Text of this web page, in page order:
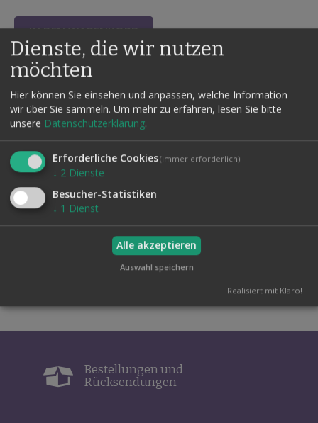
IN DEN WARENKORB
AUF DEN
WUNSCHZETTEL
Details
Eine Zigarette wird in ein Röhrchen gegeben und dieses
verschlossen. Wenn der Zuschauer die Zigarette wieder
hervorholen will, hat sich diese in ein Zündholz oder in eine
Minizigarette verwandelt.
Leicht vorzuführen, auch für Anfänger geeignet, jeder kann
es. Ideal zum Verschenken!
Bestellungen und
Rücksendungen
Dienste, die wir nutzen
möchten
Hier können Sie einsehen und anpassen, welche Information
wir über Sie sammeln. Um mehr zu erfahren, lesen Sie bitte
unsere Datenschutzerklärung.
Erforderliche Cookies(immer erforderlich)
↓ 2 Dienste
Besucher-Statistiken
↓ 1 Dienst
Alle akzeptieren
Auswahl speichern
Realisiert mit Klaro!